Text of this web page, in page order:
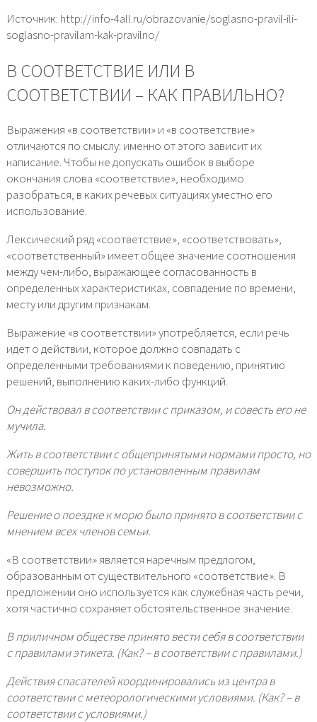
Источник: http://info-4all.ru/obrazovanie/soglasno-pravil-ili-
soglasno-pravilam-kak-pravilno/
В СООТВЕТСТВИЕ ИЛИ В
СООТВЕТСТВИИ – КАК ПРАВИЛЬНО?
Выражения «в соответствии» и «в соответствие»
отличаются по смыслу: именно от этого зависит их
написание. Чтобы не допускать ошибок в выборе
окончания слова «соответствие», необходимо
разобраться, в каких речевых ситуациях уместно его
использование.
Лексический ряд «соответствие», «соответствовать»,
«соответственный» имеет общее значение соотношения
между чем-либо, выражающее согласованность в
определенных характеристиках, совпадение по времени,
месту или другим признакам.
Выражение «в соответствии» употребляется, если речь
идет о действии, которое должно совпадать с
определенными требованиями к поведению, принятию
решений, выполнению каких-либо функций.
Он действовал в соответствии с приказом, и совесть его не
мучила.
Жить в соответствии с общепринятыми нормами просто, но
совершить поступок по установленным правилам
невозможно.
Решение о поездке к морю было принято в соответствии с
мнением всех членов семьи.
«В соответствии» является наречным предлогом,
образованным от существительного «соответствие». В
предложении оно используется как служебная часть речи,
хотя частично сохраняет обстоятельственное значение.
В приличном обществе принято вести себя в соответствии
с правилами этикета. (Как? – в соответствии с правилами.)
Действия спасателей координировались из центра в
соответствии с метеорологическими условиями. (Как? – в
соответствии с условиями.)